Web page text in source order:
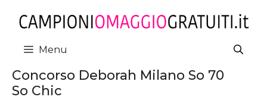
contenuto
Menu
Concorso Deborah Milano So 70
So Chic